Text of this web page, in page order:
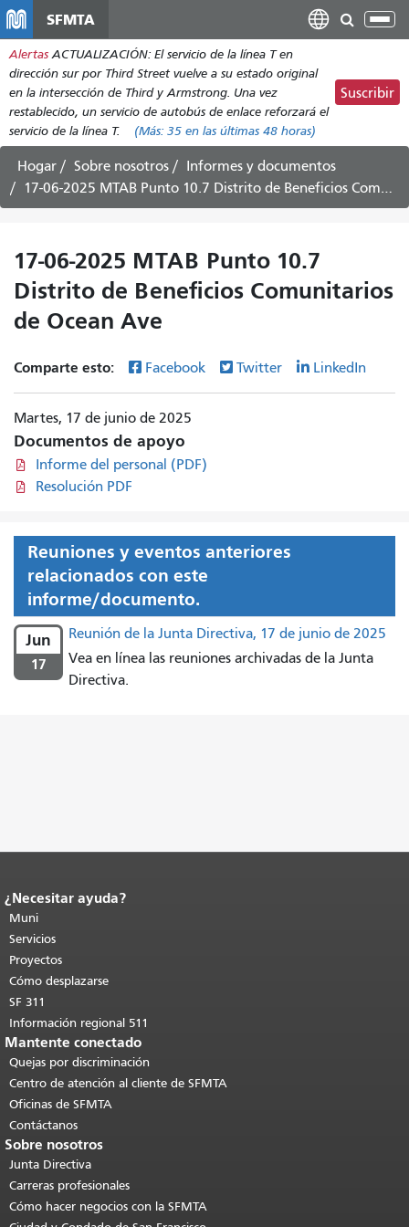
contenido
principal
SFMTA
Alertas ACTUALIZACIÓN: El servicio de la línea T en
dirección sur por Third Street vuelve a su estado original
en la intersección de Third y Armstrong. Una vez
restablecido, un servicio de autobús de enlace reforzará el
servicio de la línea T.
(Más: 35 en las últimas 48 horas)
Suscribir
Hogar Sobre nosotros
Informes y documentos
17-06-2025 MTAB Punto 10.7 Distrito de Beneficios Comunitarios de Ocean Ave
17-06-2025 MTAB Punto 10.7
Distrito de Beneficios Comunitarios
de Ocean Ave
Comparte esto: Facebook Twitter LinkedIn
Martes, 17 de junio de 2025
Documentos de apoyo
Informe del personal (PDF)
Resolución PDF
Reuniones y eventos anteriores
relacionados con este
informe/documento.
Jun
17
Reunión de la Junta Directiva, 17 de junio de 2025
Vea en línea las reuniones archivadas de la Junta
Directiva.
Fin del contenido de la página.
de esta página se repite en todas las
páginas.Volver al principio del
contenido principal
¿Necesitar ayuda?
Muni
Servicios
Proyectos
Cómo desplazarse
SF 311
Información regional 511
Mantente conectado
Quejas por discriminación
Centro de atención al cliente de SFMTA
Oficinas de SFMTA
Contáctanos
Sobre nosotros
Junta Directiva
Carreras profesionales
Cómo hacer negocios con la SFMTA